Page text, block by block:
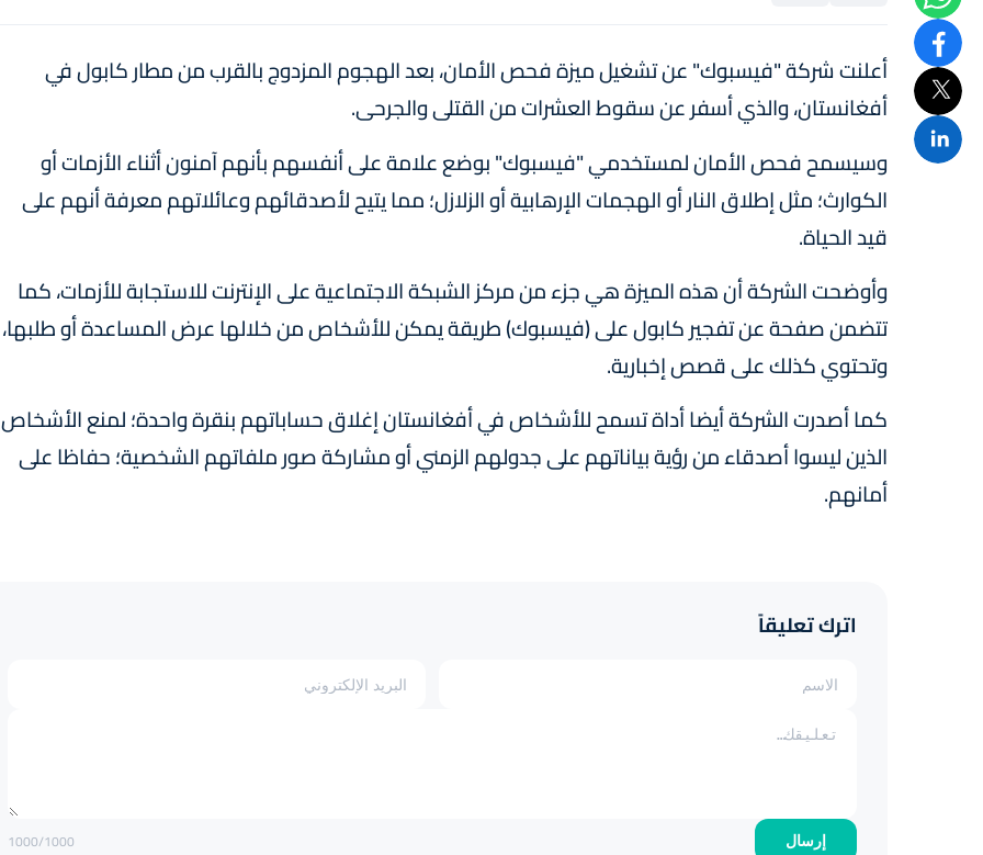
أعلنت شركة "فيسبوك" عن تشغيل ميزة فحص الأمان، بعد الهجوم المزدوج بالقرب من مطار كابول في
أفغانستان، والذي أسفر عن سقوط العشرات من القتلى والجرحى.
وسيسمح فحص الأمان لمستخدمي "فيسبوك" بوضع علامة على أنفسهم بأنهم آمنون أثناء الأزمات أو
الكوارث؛ مثل إطلاق النار أو الهجمات الإرهابية أو الزلازل؛ مما يتيح لأصدقائهم وعائلاتهم معرفة أنهم على
قيد الحياة.
وأوضحت الشركة أن هذه الميزة هي جزء من مركز الشبكة الاجتماعية على الإنترنت للاستجابة للأزمات، كما
تتضمن صفحة عن تفجير كابول على (فيسبوك) طريقة يمكن للأشخاص من خلالها عرض المساعدة أو طلبها،
وتحتوي كذلك على قصص إخبارية.
كما أصدرت الشركة أيضا أداة تسمح للأشخاص في أفغانستان إغلاق حساباتهم بنقرة واحدة؛ لمنع الأشخاص
الذين ليسوا أصدقاء من رؤية بياناتهم على جدولهم الزمني أو مشاركة صور ملفاتهم الشخصية؛ حفاظا على
أمانهم.
اترك تعليقاً
إرسال 1000/1000